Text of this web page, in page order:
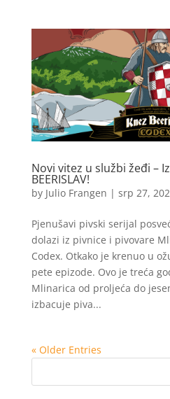
Novi vitez u službi žeđi –
BEERISLAV!
by Julio Frangen | srp 27,
Pjenušavi pivski serijal
dolazi iz pivnice i pivovare
Codex. Otkako je krenuo u
pete epizode. Ovo je treća
Mlinarica od proljeća do
izbacuje piva...
« Older Entries